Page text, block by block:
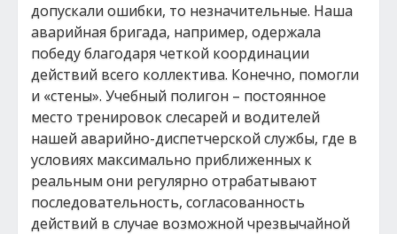
допускали ошибки, то незначительные. Наша
аварийная бригада, например, одержала
победу благодаря четкой координации
действий всего коллектива. Конечно, помогли
и «стены». Учебный полигон – постоянное
место тренировок слесарей и водителей
нашей аварийно-диспетчерской службы, где в
условиях максимально приближенных к
реальным они регулярно отрабатывают
последовательность, согласованность
действий в случае возможной чрезвычайной